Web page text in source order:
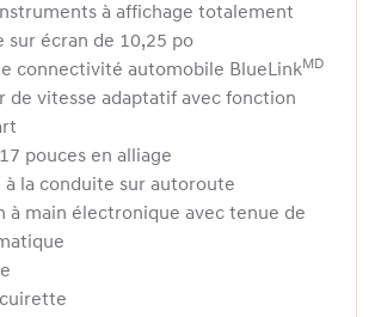
à affichage totalement
sur écran de 10,25 po
connectivité automobile BlueLinkMD
de vitesse adaptatif avec fonction
pouces en alliage
à la conduite sur autoroute
à main électronique avec tenue de